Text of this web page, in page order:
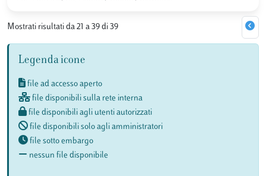
Mostrati risultati da 21 a 39 di 39
Legenda icone
file ad accesso aperto
file disponibili sulla rete interna
file disponibili agli utenti autorizzati
file disponibili solo agli amministratori
file sotto embargo
nessun file disponibile